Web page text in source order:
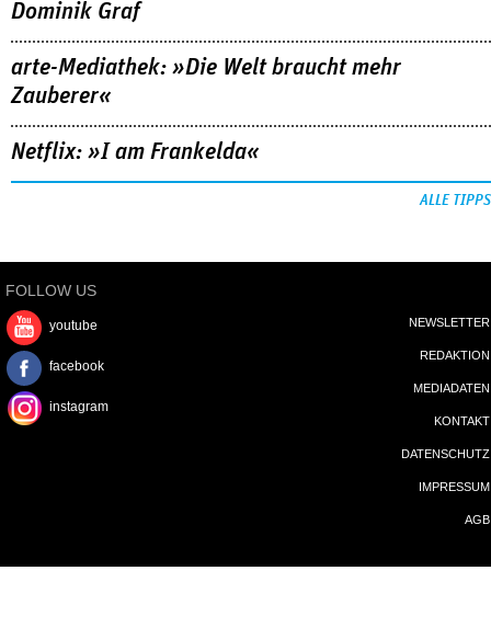
Dominik Graf
arte-Mediathek: »Die Welt braucht mehr
Zauberer«
Netflix: »I am Frankelda«
ALLE TIPPS
FOLLOW US
youtube
facebook
instagram
NEWSLETTER
REDAKTION
MEDIADATEN
KONTAKT
DATENSCHUTZ
IMPRESSUM
AGB